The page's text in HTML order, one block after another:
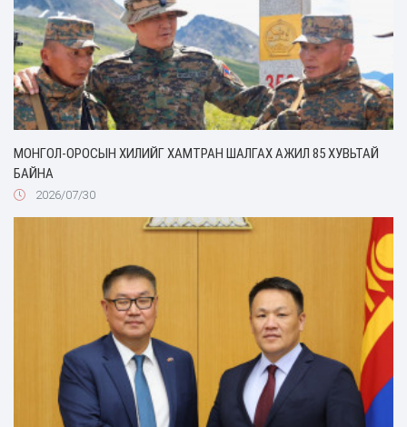
МОНГОЛ-ОРОСЫН ХИЛИЙГ ХАМТРАН ШАЛГАХ АЖИЛ 85 ХУВЬТАЙ
БАЙНА
2026/07/30